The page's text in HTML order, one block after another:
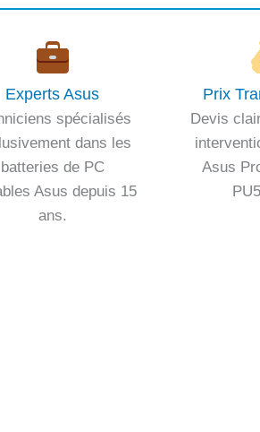
Experts Asus
spécialisés
dans les
batteries de PC
Asus depuis 15
ans.
Prix
Devis
Asus